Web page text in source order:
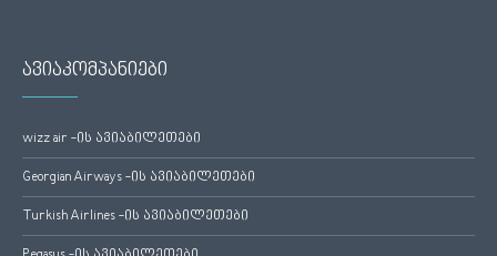
ავიაკომპანიები
wizz air -ის ავიაბილეთები
Georgian Airways -ის ავიაბილეთები
Turkish Airlines -ის ავიაბილეთები